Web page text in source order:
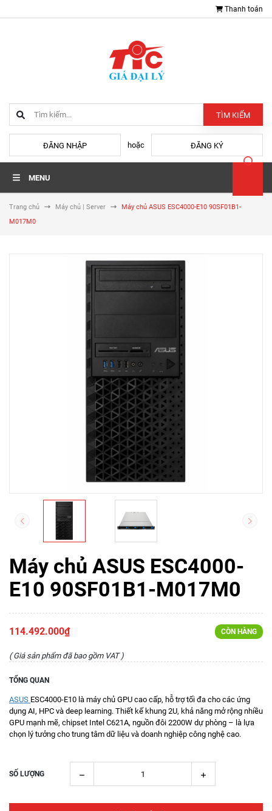
Thanh toán
TÌM KIẾM
ĐĂNG NHẬP hoặc ĐĂNG KÝ
MENU
Trang chủ Máy chủ | Server
Máy chủ ASUS ESC4000-E10 90SF01B1-
M017M0
Máy chủ ASUS ESC4000-
E10 90SF01B1-M017M0
114.492.000₫ CÒN HÀNG
( Giá sản phẩm đã bao gồm VAT )
TỔNG QUAN
ASUS ESC4000-E10 là máy chủ GPU cao cấp, hỗ trợ tối đa cho các ứng
dụng AI, HPC và deep learning. Thiết kế khung 2U, khả năng mở rộng nhiều
GPU mạnh mẽ, chipset Intel C621A, nguồn đôi 2200W dự phòng – là lựa
chọn lý tưởng cho trung tâm dữ liệu và doanh nghiệp công nghệ cao.
SỐ LƯỢNG